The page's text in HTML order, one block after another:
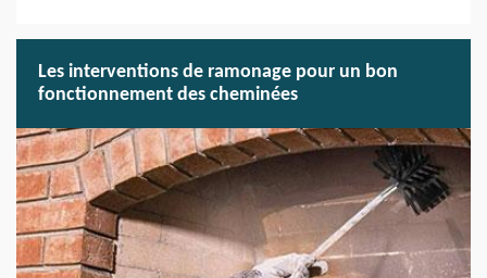
Les interventions de ramonage pour un bon
fonctionnement des cheminées